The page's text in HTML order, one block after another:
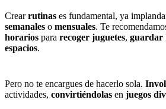
Crearrutinas es fundamental, ya
semanales o mensuales. Te
horarios para recoger juguetes, guardar
espacios.
Pero no te encargues de hacerlo sola.
actividades, convirtiéndolas en juegos